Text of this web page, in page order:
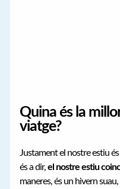
Quina és la
viatge?
Justament el nostre estiu és
és a dir,el nostre estiu
maneres, és un hivern